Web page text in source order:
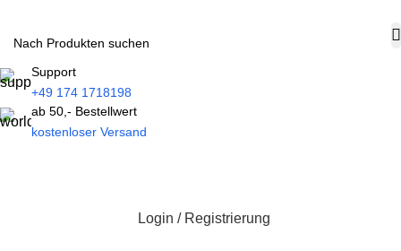
Support
+49 174 1718198
ab 50,- Bestellwert
kostenloser Versand
Login / Registrierung